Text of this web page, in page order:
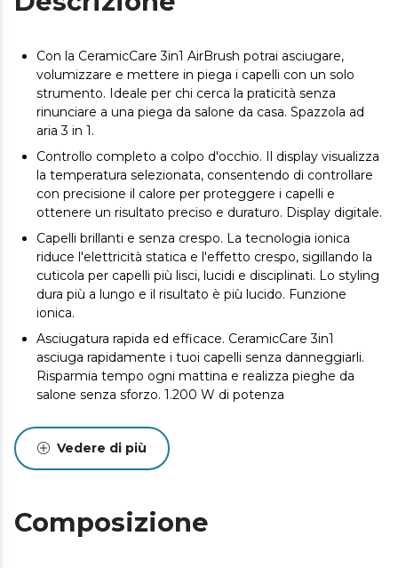
Con la CeramicCare 3in1 AirBrush potrai asciugare,
volumizzare e mettere in piega i capelli con un solo
strumento. Ideale per chi cerca la praticità senza
rinunciare a una piega da salone da casa. Spazzola ad
aria 3 in 1.
Controllo completo a colpo d'occhio. Il display visualizza
la temperatura selezionata, consentendo di controllare
con precisione il calore per proteggere i capelli e
ottenere un risultato preciso e duraturo. Display digitale.
Capelli brillanti e senza crespo. La tecnologia ionica
riduce l'elettricità statica e l'effetto crespo, sigillando la
cuticola per capelli più lisci, lucidi e disciplinati. Lo styling
dura più a lungo e il risultato è più lucido. Funzione
ionica.
Asciugatura rapida ed efficace. CeramicCare 3in1
asciuga rapidamente i tuoi capelli senza danneggiarli.
Risparmia tempo ogni mattina e realizza pieghe da
salone senza sforzo. 1.200 W di potenza
ceramica distribuisce il calore in modo uniforme,
evitando i punti caldi che possono danneggiare la fibra
Metti in piega le punte e la frangia. Include due
spazzole termiche di dimensioni diverse: 50 mm per
Vedere di più
Composizione